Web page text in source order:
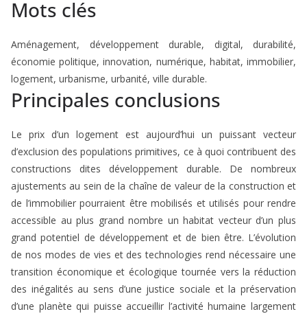
Mots clés
Aménagement, développement durable, digital, durabilité,
économie politique, innovation, numérique, habitat, immobilier,
logement, urbanisme, urbanité, ville durable.
Principales conclusions
Le prix d’un logement est aujourd’hui un puissant vecteur
d’exclusion des populations primitives, ce à quoi contribuent des
constructions dites développement durable. De nombreux
ajustements au sein de la chaîne de valeur de la construction et
de l’immobilier pourraient être mobilisés et utilisés pour rendre
accessible au plus grand nombre un habitat vecteur d’un plus
grand potentiel de développement et de bien être. L’évolution
de nos modes de vies et des technologies rend nécessaire une
transition économique et écologique tournée vers la réduction
des inégalités au sens d’une justice sociale et la préservation
d’une planète qui puisse accueillir l’activité humaine largement